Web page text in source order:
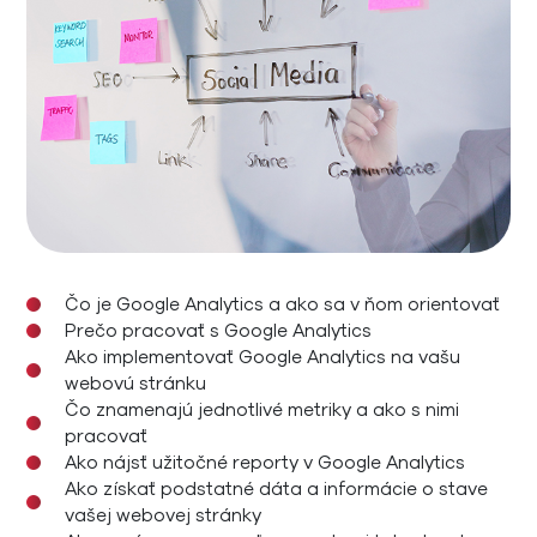
Čo je Google Analytics a ako sa v ňom orientovať
Prečo pracovať s Google Analytics
Ako implementovať Google Analytics na vašu
webovú stránku
Čo znamenajú jednotlivé metriky a ako s nimi
pracovať
Ako nájsť užitočné reporty v Google Analytics
Ako získať podstatné dáta a informácie o stave
vašej webovej stránky